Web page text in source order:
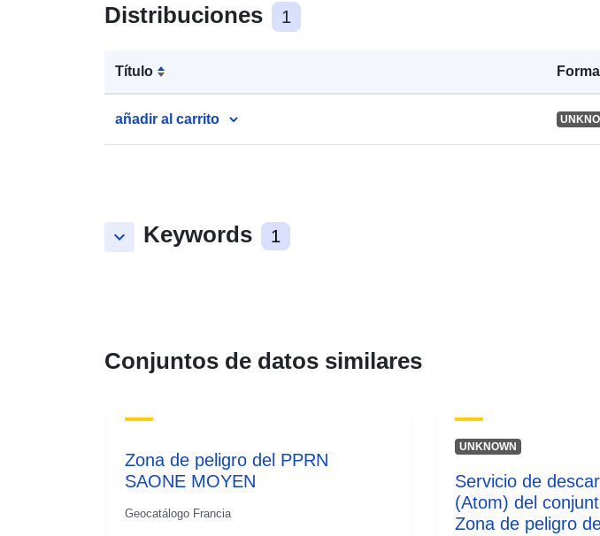
Distribuciones 1
Título
añadir al carrito
keyboard_arrow_down Keywords 1
Conjuntos de datos similares
Zona de peligro del PPRN
SAONE MOYEN
Geocatálogo Francia
UNKNOWN
Servicio de
(Atom) del
Zona de peligro